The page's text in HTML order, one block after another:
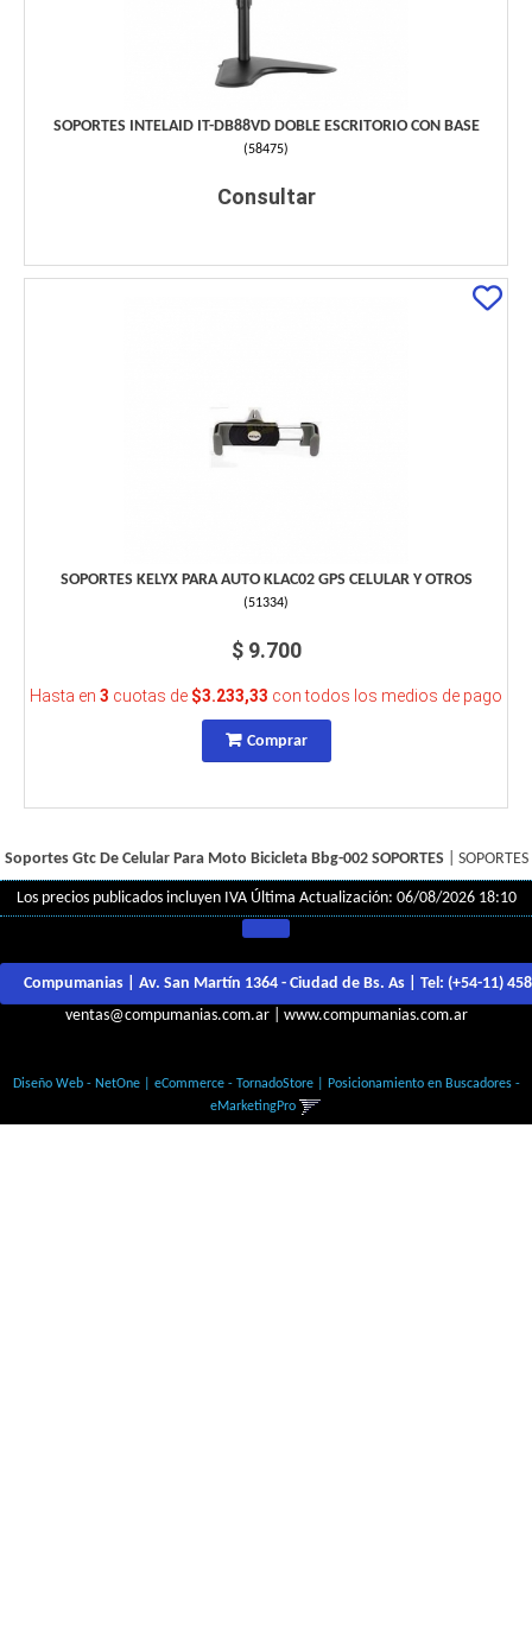
SOPORTES INTELAID IT-DB88VD DOBLE ESCRITORIO CON BASE
(58475)
Consultar
SOPORTES KELYX PARA AUTO KLAC02 GPS CELULAR Y OTROS
(51334)
$ 9.700
Hasta en 3 cuotas de $3.233,33 con todos los medios de pago
Comprar
Soportes Gtc De Celular Para Moto Bicicleta Bbg-002 SOPORTES SOPORTES
Los precios publicados incluyen IVA Última Actualización: 06/08/2026 18:10
Compumanias | Av. San Martín 1364 - Ciudad de Bs. As | Tel: (+54-11)
ventas@compumanias.com.ar| www.compumanias.com.ar
Diseño Web - NetOne| eCommerce - TornadoStore| Posicionamiento en Buscadores -
eMarketingPro